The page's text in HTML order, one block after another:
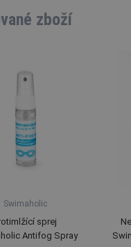
zboží
Swimaholic
sprej
Antifog Spray